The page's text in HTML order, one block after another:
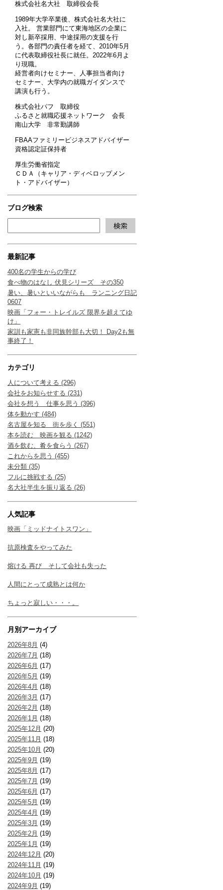
株式会社名大社 取締役会長
1989年大学卒業後、株式会社名大社に
入社。 営業部門にて東海地区の企業に
対し新卒採用、中途採用の支援を行
う。各部門の責任者を経て、2010年5月
に代表取締役社長に就任。2022年6月よ
り現職。
経営者向けセミナー、人事担当者向け
セミナー、大学内の就職ガイダンスで
講演も行う。
株式会社パフ 取締役
ふるさと就職応援ネットワーク 会長
南山大学 非常勤講師
FBAAファミリービジネスアドバイザー
資格認定証保持者
厚生労働省指定
ＣＤＡ（キャリア・ディベロップメン
ト・アドバイザー）
ブログ検索
最新記事
400名の学生からの学び
食べ物のはなし 伏見シリーズ その350
暑い、暑いといいながらも ランニング日記
0607
映画「フォー・トレイルズ 限界を超えてゆ
け」
家訓も家憲も非同族幹部も大切！ Day2も無
事終了！
カテゴリ
人について考える (296)
会社をお知らせする (231)
会社を想う 仕事を思う (396)
体を動かす (484)
名古屋を知る 街を歩く (551)
本を読む 映画を観る (1242)
酒を飲む、肴を食らう (267)
これからを思う (455)
未分類 (35)
フルに挑戦する (25)
名大社半生を振り返る (26)
人気記事
映画「ミッドナイトスワン」
抗原検査をやってみた
熔ける 再び そして会社も失った
人間にとって成熟とは何か
ちょっと寂しい・・・。
月別アーカイブ
2026年8月 (4)
2026年7月 (18)
2026年6月 (17)
2026年5月 (19)
2026年4月 (18)
2026年3月 (17)
2026年2月 (18)
2026年1月 (18)
2025年12月 (20)
2025年11月 (18)
2025年10月 (20)
2025年9月 (19)
2025年8月 (17)
2025年7月 (19)
2025年6月 (17)
2025年5月 (19)
2025年4月 (19)
2025年3月 (19)
2025年2月 (19)
2025年1月 (19)
2024年12月 (20)
2024年11月 (19)
2024年10月 (19)
2024年9月 (19)